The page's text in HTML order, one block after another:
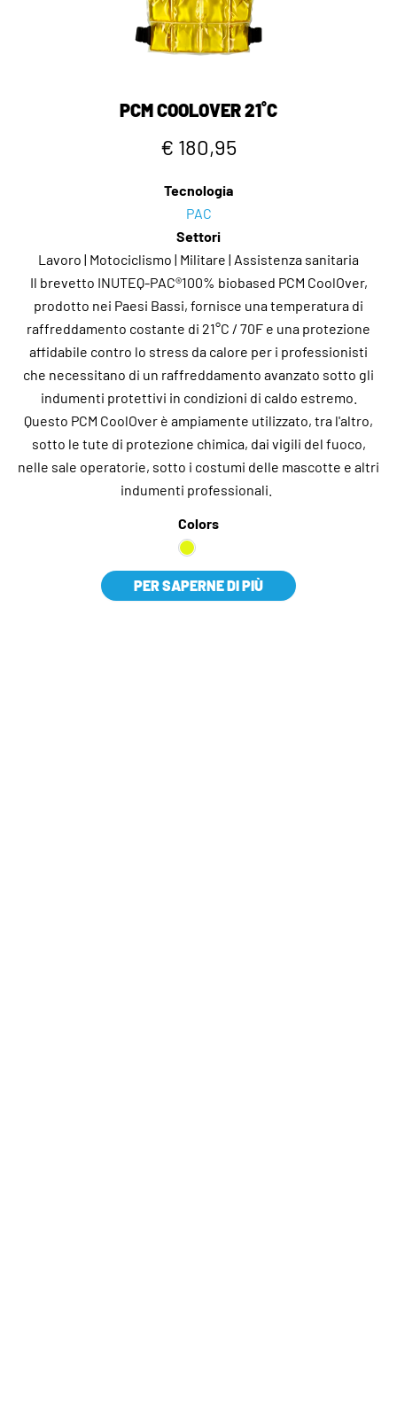
PCM COOLOVER 21˚C
€ 180,95
Tecnologia
PAC
Settori
Lavoro | Motociclismo | Militare | Assistenza sanitaria
Il brevetto INUTEQ-PAC®100% biobased PCM CoolOver,
prodotto nei Paesi Bassi, fornisce una temperatura di
raffreddamento costante di 21°C / 70F e una protezione
affidabile contro lo stress da calore per i professionisti
che necessitano di un raffreddamento avanzato sotto gli
indumenti protettivi in condizioni di caldo estremo.
Questo PCM CoolOver è ampiamente utilizzato, tra l'altro,
sotto le tute di protezione chimica, dai vigili del fuoco,
nelle sale operatorie, sotto i costumi delle mascotte e altri
indumenti professionali.
Colors
PER SAPERNE DI PIÙ